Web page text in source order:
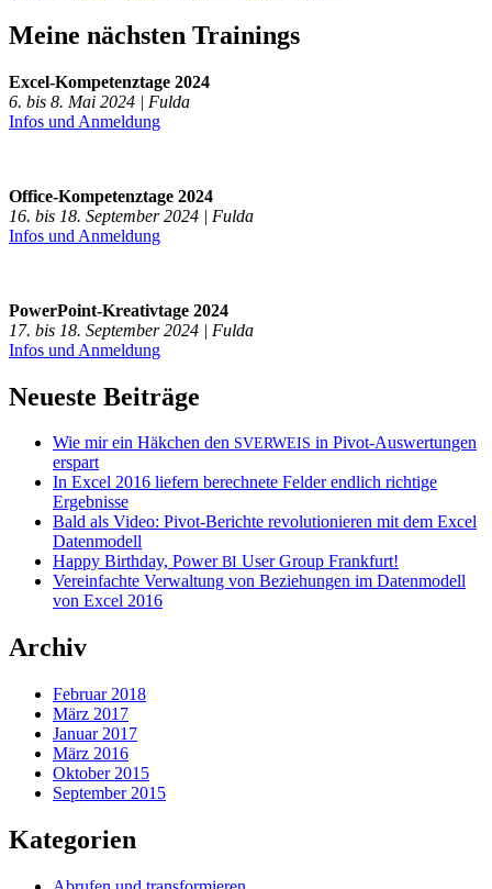
Meine nächsten Trainings
Excel-Kompetenztage 2024
6. bis 8. Mai 2024 | Fulda
Infos und Anmeldung
Office-Kompetenztage 2024
16. bis 18. September 2024 | Fulda
Infos und Anmeldung
PowerPoint-Kreativtage 2024
17. bis 18. September 2024 | Fulda
Infos und Anmeldung
Neueste Beiträge
Wie mir ein Häkchen den SVERWEIS in Pivot-Auswertungen
erspart
In Excel 2016 liefern berechnete Felder endlich richtige
Ergebnisse
Bald als Video: Pivot-Berichte revolutionieren mit dem Excel
Datenmodell
Happy Birthday, PowerBI User Group Frankfurt!
Vereinfachte Verwaltung von Beziehungen im Datenmodell
von Excel 2016
Archiv
Februar 2018
März 2017
Januar 2017
März 2016
Oktober 2015
September 2015
Kategorien